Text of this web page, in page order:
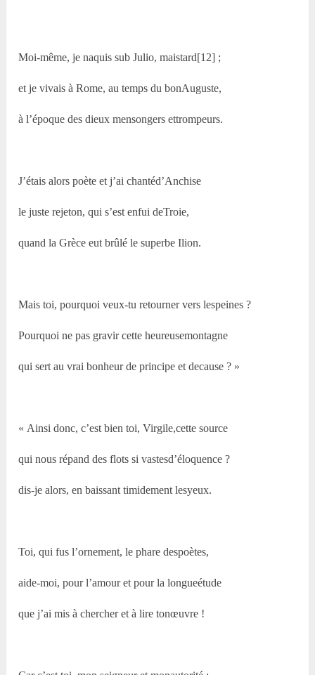
Moi-même, je naquis sub Julio, maistard[12] ;
et je vivais à Rome, au temps du bonAuguste,
à l’époque des dieux mensongers ettrompeurs.
J’étais alors poète et j’ai chantéd’Anchise
le juste rejeton, qui s’est enfui deTroie,
quand la Grèce eut brûlé le superbe Ilion.
Mais toi, pourquoi veux-tu retourner vers lespeines ?
Pourquoi ne pas gravir cette heureusemontagne
qui sert au vrai bonheur de principe et decause ? »
« Ainsi donc, c’est bien toi, Virgile,cette source
qui nous répand des flots si vastesd’éloquence ?
dis-je alors, en baissant timidement lesyeux.
Toi, qui fus l’ornement, le phare despoètes,
aide-moi, pour l’amour et pour la longueétude
que j’ai mis à chercher et à lire tonœuvre !